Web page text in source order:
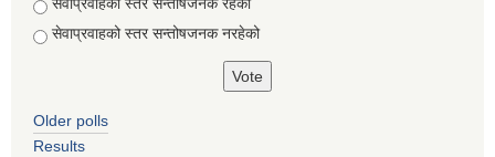
सेवाप्रवाहको स्तर सन्तोषजनक नरहेको
Older polls
Results